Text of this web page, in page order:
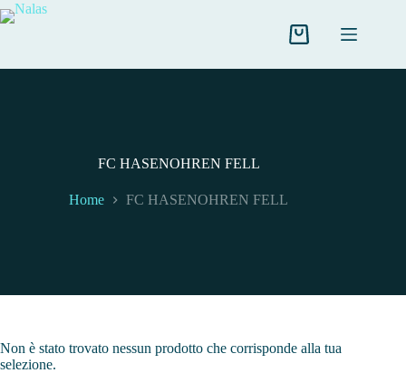
Salta
al
Carrello
FC HASENOHREN FELL
Home FC HASENOHREN FELL
Non è stato trovato nessun prodotto che corrisponde alla tua
selezione.